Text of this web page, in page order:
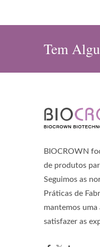
Tem
BIOCROWN
de produtos
Seguimos as
Práticas de
mantemos
satisfazer as